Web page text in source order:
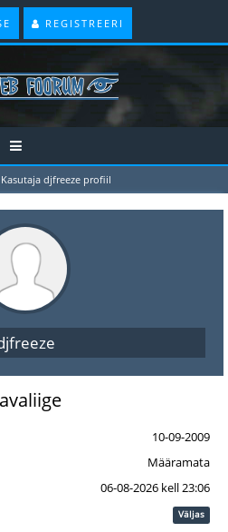
REGISTREERI
Kasutaja djfreeze profiil
10-09-2009
Määramata
06-08-2026 kell 23:06
Väljas